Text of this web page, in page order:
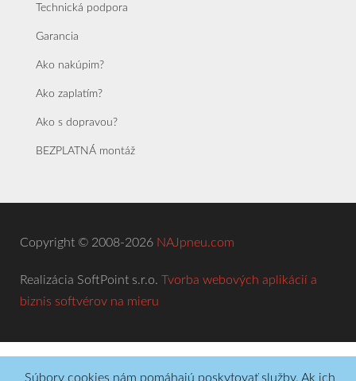
Technická podpora
Garancia
Ako nakúpim?
Ako zaplatím?
Ako s dopravou?
BEZPLATNÁ montáž
Copyright © 2008-2026 NAJpneu.com
Realizácia SoftPoint s.r.o. Tvorba webových aplikácií a
biznis softvérov na mieru
Súbory cookies nám pomáhajú poskytovať služby. Ak ich